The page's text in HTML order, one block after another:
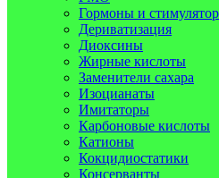
Гормоны и
Дериватизация
Диоксины
Жирные кислоты
Заменители сахара
Изоцианаты
Имитаторы
Карбоновые кислоты
Катионы
Кокцидиостатики
Консерванты